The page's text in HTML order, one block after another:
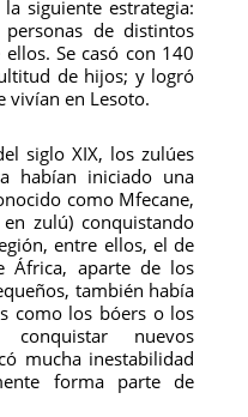
siguiente estrategia:
personas de distintos
Se casó con 140
de hijos; y logró
vivían en Lesoto.
siglo XIX, los zulúes
habían iniciado una
como Mfecane,
zulú) conquistando
entre ellos, el de
África, aparte de los
también había
como los bóers o los
nuevos
mucha inestabilidad
forma parte de